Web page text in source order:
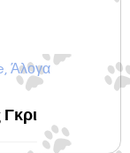
Άλογα